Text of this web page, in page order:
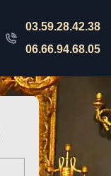
03.59.28.42.38
06.66.94.68.05